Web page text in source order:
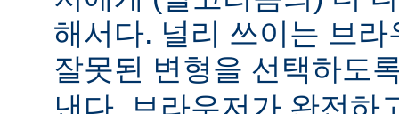
해서다. 널리 쓰이는 브
잘못된 변형을 선택하도
낸다. 브라우저가 완전하